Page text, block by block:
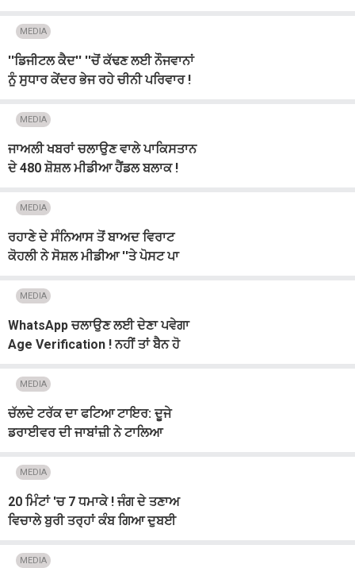
MEDIA
''ਡਿਜੀਟਲ ਕੈਦ'' ''ਚੋਂ ਕੱਢਣ ਲਈ ਨੌਜਵਾਨਾਂ
ਨੂੰ ਸੁਧਾਰ ਕੇਂਦਰ ਭੇਜ ਰਹੇ ਚੀਨੀ ਪਰਿਵਾਰ !
MEDIA
ਜਾਅਲੀ ਖਬਰਾਂ ਚਲਾਉਣ ਵਾਲੇ ਪਾਕਿਸਤਾਨ
ਦੇ 480 ਸ਼ੋਸ਼ਲ ਮੀਡੀਆ ਹੈਂਡਲ ਬਲਾਕ !
MEDIA
ਰਹਾਣੇ ਦੇ ਸੰਨਿਆਸ ਤੋਂ ਬਾਅਦ ਵਿਰਾਟ
ਕੋਹਲੀ ਨੇ ਸੋਸ਼ਲ ਮੀਡੀਆ ''ਤੇ ਪੋਸਟ ਪਾ
MEDIA
WhatsApp ਚਲਾਉਣ ਲਈ ਦੇਣਾ ਪਵੇਗਾ
Age Verification ! ਨਹੀਂ ਤਾਂ ਬੈਨ ਹੋ
MEDIA
ਚੱਲਦੇ ਟਰੱਕ ਦਾ ਫਟਿਆ ਟਾਇਰ: ਦੂਜੇ
ਡਰਾਈਵਰ ਦੀ ਜਾਬਾਂਜ਼ੀ ਨੇ ਟਾਲਿਆ
ਵਾਇਰਲ
MEDIA
20 ਮਿੰਟਾਂ 'ਚ 7 ਧਮਾਕੇ ! ਜੰਗ ਦੇ ਤਣਾਅ
ਵਿਚਾਲੇ ਬੁਰੀ ਤਰ੍ਹਾਂ ਕੰਬ ਗਿਆ ਦੁਬਈ
MEDIA